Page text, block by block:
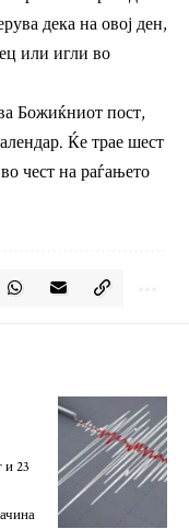
дека на овој ден,
или игли во
Божиќниот пост,
Ќе трае шест
чест на раѓањето
и 23